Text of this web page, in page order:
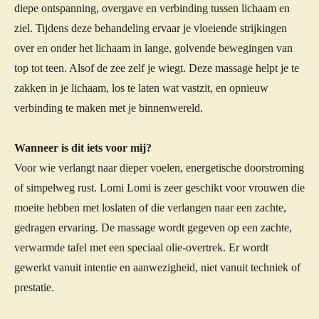
diepe ontspanning, overgave en verbinding tussen lichaam en
ziel. Tijdens deze behandeling ervaar je vloeiende strijkingen
over en onder het lichaam in lange, golvende bewegingen van
top tot teen. Alsof de zee zelf je wiegt. Deze massage helpt je te
zakken in je lichaam, los te laten wat vastzit, en opnieuw
verbinding te maken met je binnenwereld.
Wanneer is dit iets voor mij?
Voor wie verlangt naar dieper voelen, energetische doorstroming
of simpelweg rust. Lomi Lomi is zeer geschikt voor vrouwen die
moeite hebben met loslaten of die verlangen naar een zachte,
gedragen ervaring. De massage wordt gegeven op een zachte,
verwarmde tafel met een speciaal olie-overtrek. Er wordt
gewerkt vanuit intentie en aanwezigheid, niet vanuit techniek of
prestatie.